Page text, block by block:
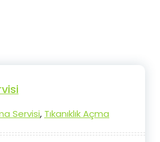
Servisi, Tıkanıklık Açma